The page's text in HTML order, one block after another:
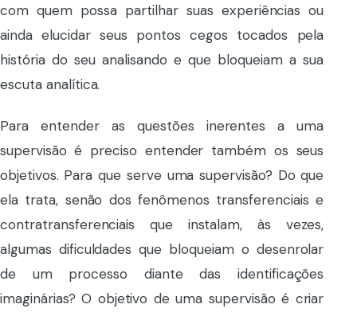
com quem possa partilhar suas experiências ou
ainda elucidar seus pontos cegos tocados pela
história do seu analisando e que bloqueiam a sua
escuta analítica.
Para entender as questões inerentes a uma
supervisão é preciso entender também os seus
objetivos. Para que serve uma supervisão? Do que
ela trata, senão dos fenômenos transferenciais e
contratransferenciais que instalam, às vezes,
algumas dificuldades que bloqueiam o desenrolar
de um processo diante das identificações
imaginárias? O objetivo de uma supervisão é criar